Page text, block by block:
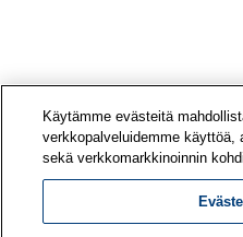
Käytämme evästeitä
verkkopalveluidemme käyttöä,
sekä verkkomarkkinoinnin